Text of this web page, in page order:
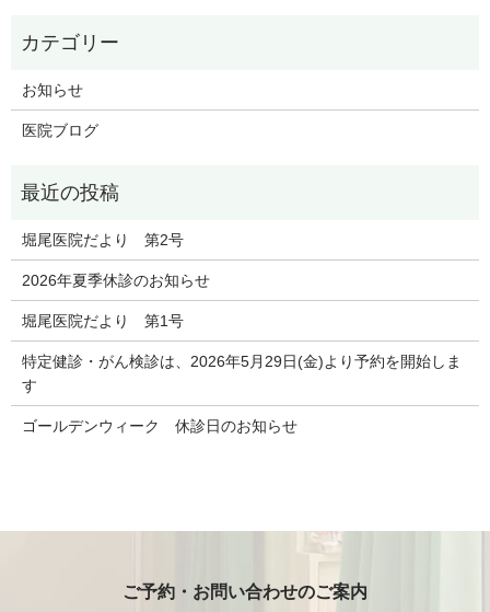
お知らせ
医院ブログ
堀尾医院だより 第2号
2026年夏季休診のお知らせ
堀尾医院だより 第1号
特定健診・がん検診は、2026年5月29日(金)より予約を開始しま
す
ゴールデンウィーク 休診日のお知らせ
ご予約・お問い合わせのご案内